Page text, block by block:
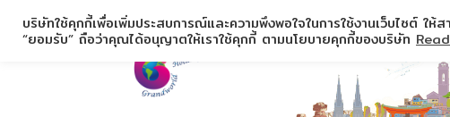
บริษัทใช้คุกกี้เพื่อเพิ่มประสบการณ์และความพึงพอใจในการใช้งานเว็บไซต์ ใ
“ยอมรับ” ถือว่าคุณได้อนุญาตให้เราใช้คุกกี้ ตามนโยบายคุกกี้ของบริษัท